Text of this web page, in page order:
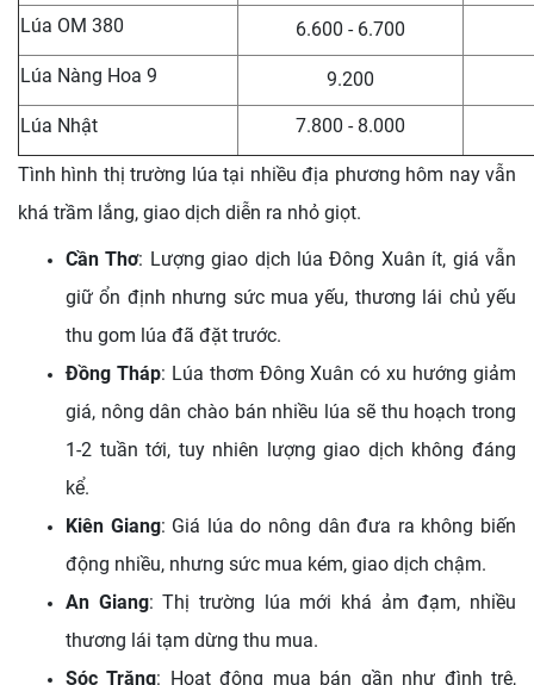
Lúa OM 380 6.600 - 6.700
Lúa Nàng Hoa 9 9.200
Lúa Nhật 7.800 - 8.000
Tình hình thị trường lúa tại nhiều địa phương hôm nay vẫn
khá trầm lắng, giao dịch diễn ra nhỏ giọt.
Cần Thơ: Lượng giao dịch lúa Đông Xuân ít, giá vẫn
giữ ổn định nhưng sức mua yếu, thương lái chủ yếu
thu gom lúa đã đặt trước.
Đồng Tháp: Lúa thơm Đông Xuân có xu hướng giảm
giá, nông dân chào bán nhiều lúa sẽ thu hoạch trong
1-2 tuần tới, tuy nhiên lượng giao dịch không đáng
kể.
Kiên Giang: Giá lúa do nông dân đưa ra không biến
động nhiều, nhưng sức mua kém, giao dịch chậm.
An Giang: Thị trường lúa mới khá ảm đạm, nhiều
thương lái tạm dừng thu mua.
Sóc Trăng: Hoạt động mua bán gần như đình trệ,